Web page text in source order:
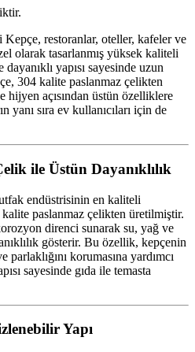
restoranlar, oteller, kafeler ve
olarak tasarlanmış yüksek kaliteli
yapısı sayesinde uzun
304 kalite paslanmaz çelikten
açısından üstün özelliklere
yanı sıra ev kullanıcıları için de
ile Üstün Dayanıklılık
endüstrisinin en kaliteli
paslanmaz çelikten üretilmiştir.
direnci sunarak su, yağ ve
gösterir. Bu özellik, kepçenin
korumasına yardımcı
sayesinde gıda ile temasta
Yapı